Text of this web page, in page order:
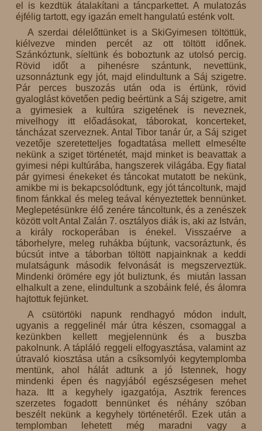
el is kezdtük átalakítani a táncparkettet. A mulatozás
éjfélig tartott, egy igazán emelt hangulatú esténk volt.
A szerdai délelőttünket is a SkiGyimesen töltöttük,
kiélvezve minden percét az ott töltött időnek.
Szánkóztunk, síeltünk és boboztunk az utolsó percig.
Rövid időt a pihenésre szántunk, nevettünk,
uzsonnáztunk egy jót, majd elindultunk a Sáj szigetre.
Pár perces buszozás után oda is értünk, rövid
gyaloglást követően pedig beértünk a Sáj szigetre, amit
a gyimesiek a kultúra szigetének is neveznek,
mivelhogy itt előadásokat, táborokat, koncerteket,
táncházat szerveznek. Antal Tibor tanár úr, a Sáj sziget
vezetője szeretetteljes fogadtatása mellett elmesélte
nekünk a sziget történetét, majd minket is beavattak a
gyimesi népi kultúrába, hangszerek világába. Egy fiatal
pár gyimesi énekeket és táncokat mutatott be nekünk,
amikbe mi is bekapcsolódtunk, egy jót táncoltunk, majd
finom fánkkal és meleg teával kényeztettek bennünket.
Meglepetésünkre élő zenére táncoltunk, és a zenészek
között volt Antal Zalán 7. osztályos diák is, aki az István,
a király rockoperában is énekel. Visszaérve a
táborhelyre, meleg ruhákba bújtunk, vacsoráztunk, és
búcsút intve a táborban töltött napjainknak a keddi
mulatságunk második felvonását is megszerveztük.
Mindenki örömére egy jót buliztunk, és miután lassan
elhalkult a zene, elindultunk a szobáink felé, és álomra
hajtottuk fejünket.
A csütörtöki napunk rendhagyó módon indult,
ugyanis a reggelinél már útra készen, csomaggal a
kezünkben kellett megjelennünk és a buszba
pakolnunk. A tápláló reggeli elfogyasztása, valamint az
útravaló kiosztása után a csíksomlyói kegytemplomba
mentünk, ahol hálát adtunk a jó Istennek, hogy
mindenki épen és nagyjából egészségesen mehet
haza. Itt a kegyhely igazgatója, Asztrik ferences
szerzetes fogadott bennünket és néhány szóban
beszélt nekünk a kegyhely történetéről. Ezek után a
templomban lehetett még maradni vagy a